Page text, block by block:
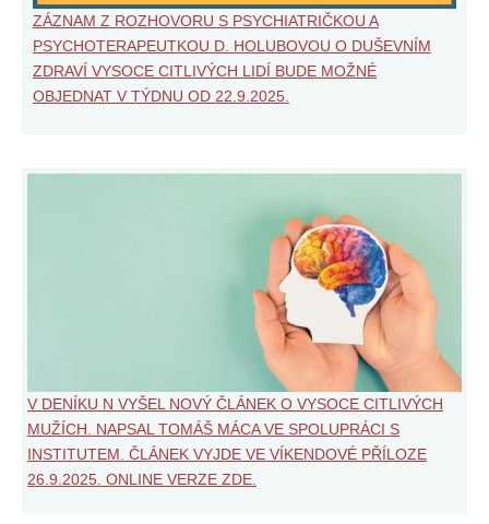
ZÁZNAM Z ROZHOVORU S PSYCHIATRIČKOU A
PSYCHOTERAPEUTKOU D. HOLUBOVOU O DUŠEVNÍM
ZDRAVÍ VYSOCE CITLIVÝCH LIDÍ BUDE MOŽNÉ
OBJEDNAT V TÝDNU OD 22.9.2025.
V DENÍKU N VYŠEL NOVÝ ČLÁNEK O VYSOCE CITLIVÝCH
MUŽÍCH. NAPSAL TOMÁŠ MÁCA VE SPOLUPRÁCI S
INSTITUTEM. ČLÁNEK VYJDE VE VÍKENDOVÉ PŘÍLOZE
26.9.2025. ONLINE VERZE ZDE.